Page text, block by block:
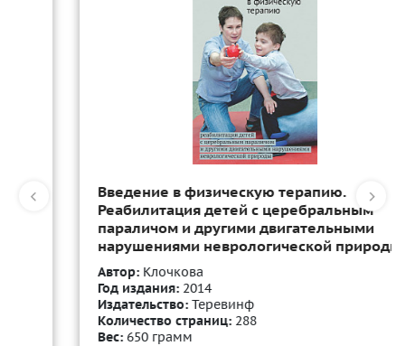
Введение в физическую терапию.
Реабилитация детей с церебральным
параличом и другими двигательными
нарушениями неврологической природы
Клочкова
Год издания:2014
Издательство:Теревинф
Количество страниц:288
650 грамм